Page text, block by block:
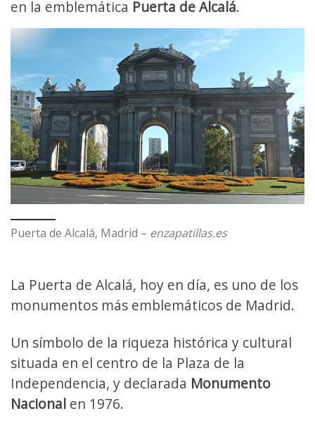
en la emblemática Puerta de Alcalá.
Puerta de Alcalá, Madrid – enzapatillas.es
La Puerta de Alcalá, hoy en día, es uno de los
monumentos más emblemáticos de Madrid.
Un símbolo de la riqueza histórica y cultural
situada en el centro de la Plaza de la
Independencia, y declarada Monumento
Nacional en 1976.